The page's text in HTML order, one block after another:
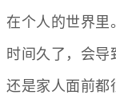
在个人的世界里。
时间久了，会
还是家人面前都